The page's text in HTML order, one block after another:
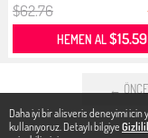
Daha iyi bir alisveris deneyimi
kullanıyoruz. Detaylı bilgiye
$62.76
HEMEN AL$15.59
←